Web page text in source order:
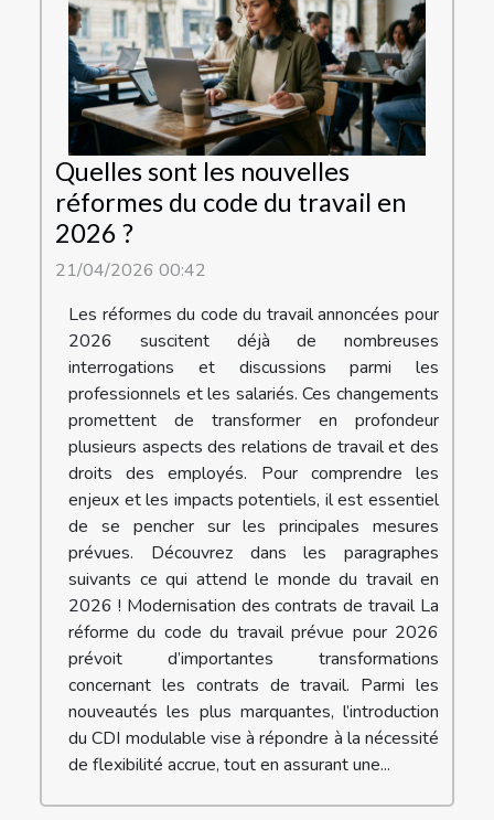
Quelles sont les nouvelles
réformes du code du travail en
2026 ?
21/04/2026 00:42
Les réformes du code du travail annoncées pour
2026 suscitent déjà de nombreuses
interrogations et discussions parmi les
professionnels et les salariés. Ces changements
promettent de transformer en profondeur
plusieurs aspects des relations de travail et des
droits des employés. Pour comprendre les
enjeux et les impacts potentiels, il est essentiel
de se pencher sur les principales mesures
prévues. Découvrez dans les paragraphes
suivants ce qui attend le monde du travail en
2026 ! Modernisation des contrats de travail La
réforme du code du travail prévue pour 2026
prévoit d’importantes transformations
concernant les contrats de travail. Parmi les
nouveautés les plus marquantes, l’introduction
du CDI modulable vise à répondre à la nécessité
de flexibilité accrue, tout en assurant une...